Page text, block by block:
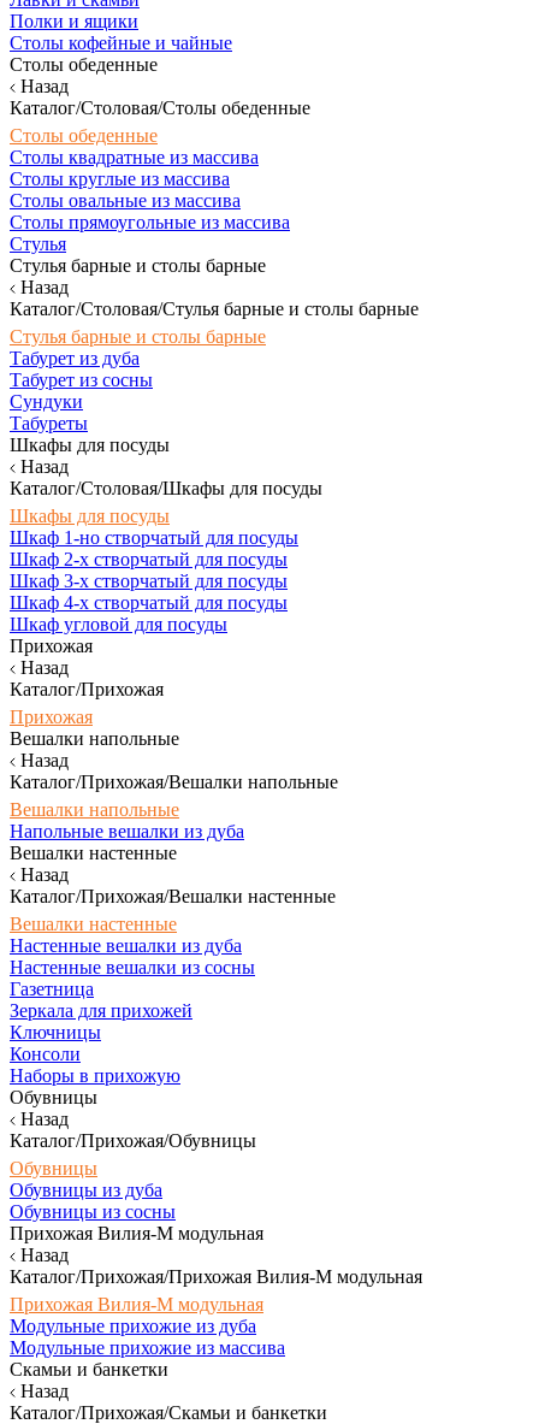
Полки и ящики
Столы кофейные и чайные
Столы обеденные
Назад
Каталог/Столовая/Столы обеденные
Столы обеденные
Столы квадратные из массива
Столы круглые из массива
Столы овальные из массива
Столы прямоугольные из массива
Стулья
Стулья барные и столы барные
Назад
Каталог/Столовая/Стулья барные и столы барные
Стулья барные и столы барные
Табурет из дуба
Табурет из сосны
Сундуки
Табуреты
Шкафы для посуды
Назад
Каталог/Столовая/Шкафы для посуды
Шкафы для посуды
Шкаф 1-но створчатый для посуды
Шкаф 2-х створчатый для посуды
Шкаф 3-х створчатый для посуды
Шкаф 4-х створчатый для посуды
Шкаф угловой для посуды
Прихожая
Назад
Каталог/Прихожая
Прихожая
Вешалки напольные
Назад
Каталог/Прихожая/Вешалки напольные
Вешалки напольные
Напольные вешалки из дуба
Вешалки настенные
Назад
Каталог/Прихожая/Вешалки настенные
Вешалки настенные
Настенные вешалки из дуба
Настенные вешалки из сосны
Газетница
Зеркала для прихожей
Ключницы
Консоли
Наборы в прихожую
Обувницы
Назад
Каталог/Прихожая/Обувницы
Обувницы
Обувницы из дуба
Обувницы из сосны
Прихожая Вилия-М модульная
Назад
Каталог/Прихожая/Прихожая Вилия-М модульная
Прихожая Вилия-М модульная
Модульные прихожие из дуба
Модульные прихожие из массива
Скамьи и банкетки
Назад
Каталог/Прихожая/Скамьи и банкетки